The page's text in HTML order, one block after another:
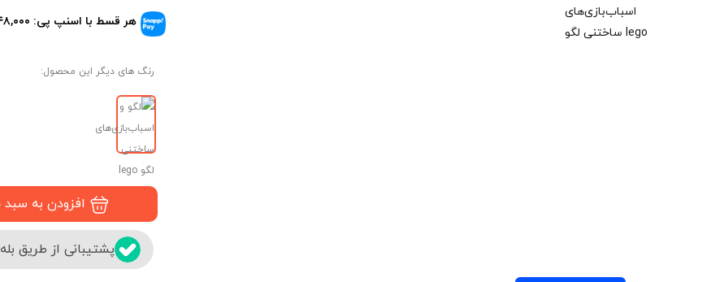
هر قسط با اسنپ پی: ۱,۱۴۸,۰۰۰ تومان.
رنگ های دیگر این محصول:
پشتیبانی از طریق بله